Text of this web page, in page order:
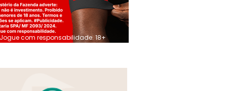
Jogue com responsabilidade. 18+